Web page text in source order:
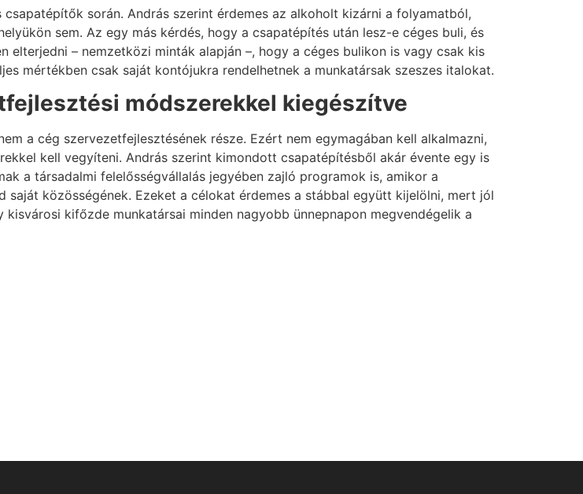
során. András szerint érdemes az alkoholt kizárni a folyamatból,
sem. Az egy más kérdés, hogy a csapatépítés után lesz-e céges buli, és
– nemzetközi minták alapján –, hogy a céges bulikon is vagy csak kis
mértékben csak saját kontójukra rendelhetnek a munkatársak szeszes italokat.
módszerekkel kiegészítve
a cég szervezetfejlesztésének része. Ezért nem egymagában kell alkalmazni,
kell vegyíteni. András szerint kimondott csapatépítésből akár évente egy is
a társadalmi felelősségvállalás jegyében zajló programok is, amikor a
közösségének. Ezeket a célokat érdemes a stábbal együtt kijelölni, mert jól
kifőzde munkatársai minden nagyobb ünnepnapon megvendégelik a